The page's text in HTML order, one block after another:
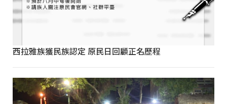
西拉雅族獲民族認定 原民日回顧正名歷程